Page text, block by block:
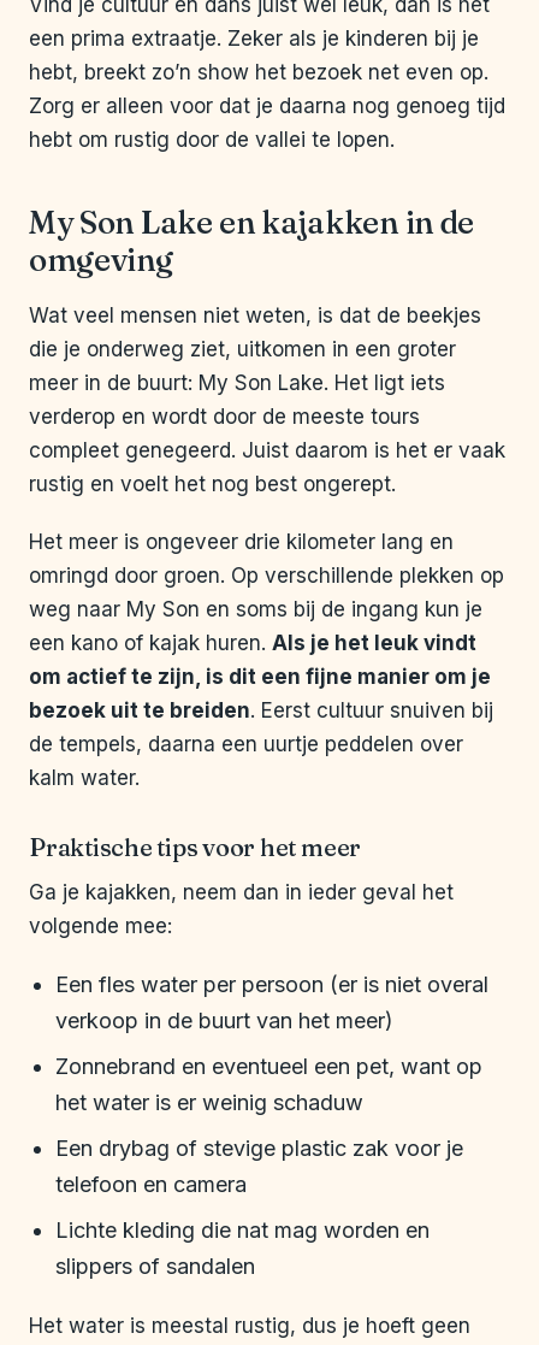
Vind je cultuur en dans juist wél leuk, dan is het
een prima extraatje. Zeker als je kinderen bij je
hebt, breekt zo’n show het bezoek net even op.
Zorg er alleen voor dat je daarna nog genoeg tijd
hebt om rustig door de vallei te lopen.
My Son Lake en kajakken in de
omgeving
Wat veel mensen niet weten, is dat de beekjes
die je onderweg ziet, uitkomen in een groter
meer in de buurt: My Son Lake. Het ligt iets
verderop en wordt door de meeste tours
compleet genegeerd. Juist daarom is het er vaak
rustig en voelt het nog best ongerept.
Het meer is ongeveer drie kilometer lang en
omringd door groen. Op verschillende plekken op
weg naar My Son en soms bij de ingang kun je
een kano of kajak huren. Als je het leuk vindt
om actief te zijn, is dit een fijne manier om je
bezoek uit te breiden. Eerst cultuur snuiven bij
de tempels, daarna een uurtje peddelen over
kalm water.
Praktische tips voor het meer
Ga je kajakken, neem dan in ieder geval het
volgende mee:
Een fles water per persoon (er is niet overal
verkoop in de buurt van het meer)
Zonnebrand en eventueel een pet, want op
het water is er weinig schaduw
Een drybag of stevige plastic zak voor je
telefoon en camera
Lichte kleding die nat mag worden en
slippers of sandalen
Het water is meestal rustig, dus je hoeft geen